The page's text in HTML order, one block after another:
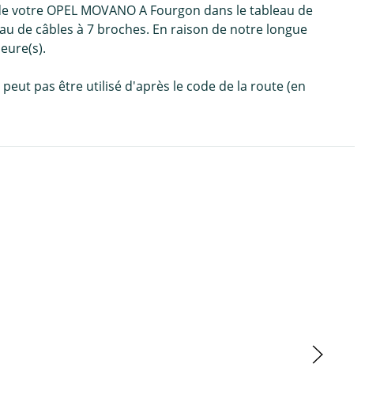
OPEL MOVANO A Fourgon dans le tableau de
de câbles à 7 broches. En raison de notre longue
pas être utilisé d'après le code de la route (en